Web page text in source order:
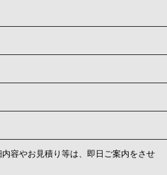
容やお見積り等は、即日ご案内をさせ